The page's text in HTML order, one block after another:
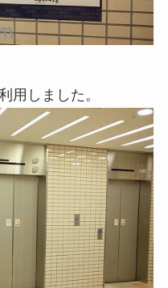
用しました。